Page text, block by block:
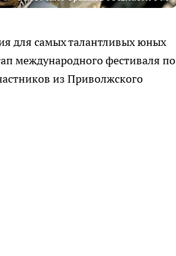
для самых талантливых юных
международного фестиваля по
из Приволжского